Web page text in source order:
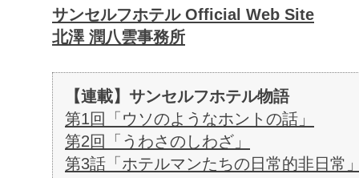
サンセルフホテル Official Web Site‎
北澤 潤八雲事務所
【連載】サンセルフホテル物語
第1回「ウソのようなホントの話」
第2回「うわさのしわざ」
第3話「ホテルマンたちの日常的非日常